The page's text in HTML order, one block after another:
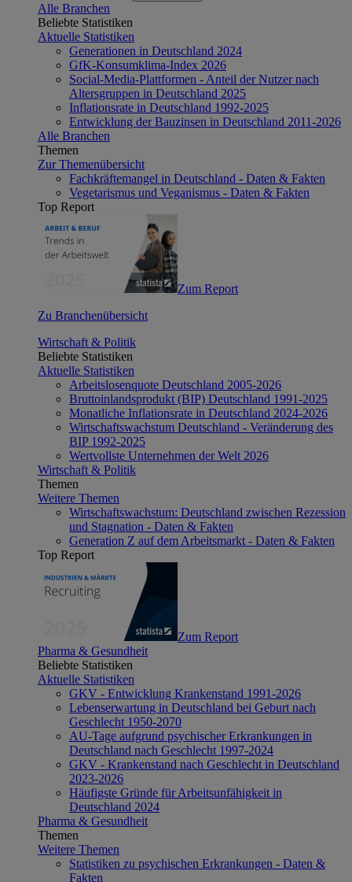
Alle Branchen
Beliebte Statistiken
Aktuelle Statistiken
Generationen in Deutschland 2024
GfK-Konsumklima-Index 2026
Social-Media-Plattformen - Anteil der Nutzer nach
Altersgruppen in Deutschland 2025
Inflationsrate in Deutschland 1992-2025
Entwicklung der Bauzinsen in Deutschland 2011-2026
Alle Branchen
Themen
Zur Themenübersicht
Fachkräftemangel in Deutschland - Daten & Fakten
Vegetarismus und Veganismus - Daten & Fakten
Top Report
Zum Report
Zu Branchenübersicht
Wirtschaft & Politik
Beliebte Statistiken
Aktuelle Statistiken
Arbeitslosenquote Deutschland 2005-2026
Bruttoinlandsprodukt (BIP) Deutschland 1991-2025
Monatliche Inflationsrate in Deutschland 2024-2026
Wirtschaftswachstum Deutschland - Veränderung des
BIP 1992-2025
Wertvollste Unternehmen der Welt 2026
Wirtschaft & Politik
Themen
Weitere Themen
Wirtschaftswachstum: Deutschland zwischen Rezession
und Stagnation - Daten & Fakten
Generation Z auf dem Arbeitsmarkt - Daten & Fakten
Top Report
Zum Report
Pharma & Gesundheit
Beliebte Statistiken
Aktuelle Statistiken
GKV - Entwicklung Krankenstand 1991-2026
Lebenserwartung in Deutschland bei Geburt nach
Geschlecht 1950-2070
AU-Tage aufgrund psychischer Erkrankungen in
Deutschland nach Geschlecht 1997-2024
GKV - Krankenstand nach Geschlecht in Deutschland
2023-2026
Häufigste Gründe für Arbeitsunfähigkeit in
Deutschland 2024
Pharma & Gesundheit
Themen
Weitere Themen
Statistiken zu psychischen Erkrankungen - Daten &
Fakten